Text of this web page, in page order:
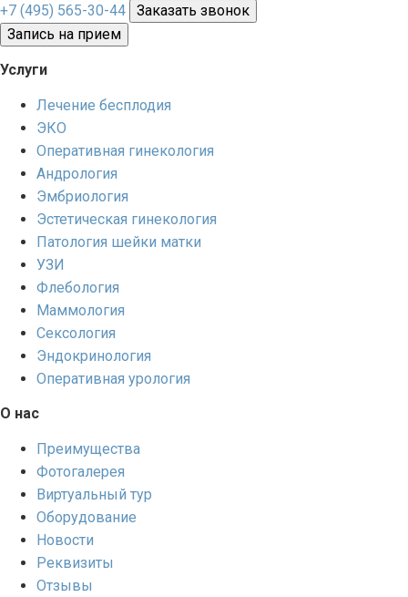
+7 (495) 565-30-44
Заказать звонок
Запись на прием
Услуги
Лечение бесплодия
ЭКО
Оперативная гинекология
Андрология
Эмбриология
Эстетическая гинекология
Патология шейки матки
УЗИ
Флебология
Маммология
Сексология
Эндокринология
Оперативная урология
О нас
Преимущества
Фотогалерея
Виртуальный тур
Оборудование
Новости
Реквизиты
Отзывы